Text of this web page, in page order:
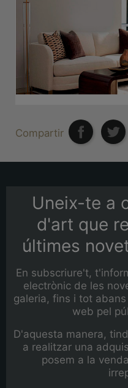
Compartir
Uneix-te a
d'art que
últimes
En subscriure't,
electrònic de les
galeria, fins i tot
web pel
D'aquesta manera,
a realitzar una
posem a la